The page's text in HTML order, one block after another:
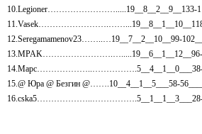
10.Legioner…………………….....19__8__2__9__133-
11.Vasek…………………….……...19__8__1__10__118-
12.Seregamamenov23……..…19__7__2__10__99-
13.MPAK…………………….….....19__6__1__12__96-
14.Марс………………..…………….5__4__1__0___38-
15.@ Юра @ Безгин @…….10__4__1__5___58-
16.cska5………………..…………….5__1__1__3___28-